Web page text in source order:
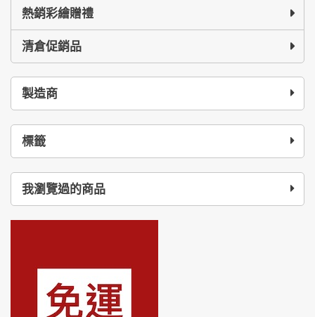
熱銷彩繪贈禮
清倉促銷品
製造商
標籤
我瀏覽過的商品